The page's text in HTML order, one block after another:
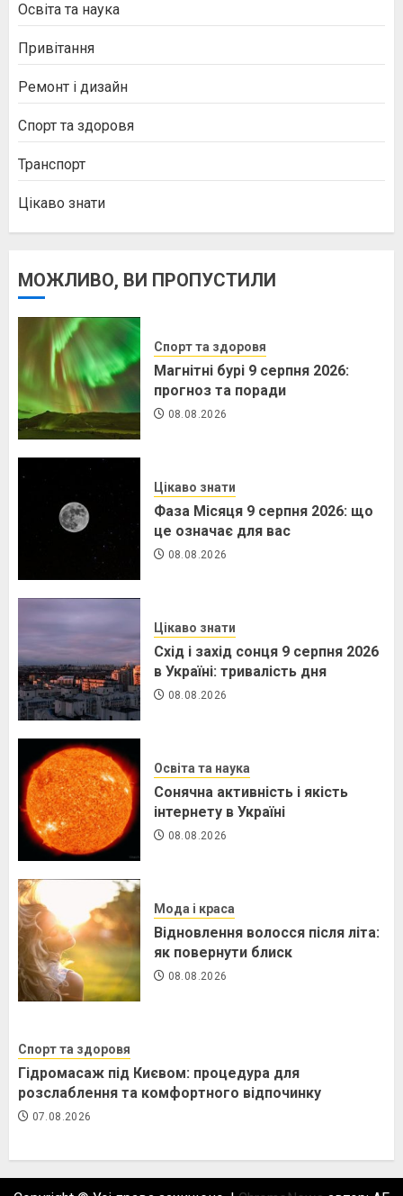
Освіта та наука
Привітання
Ремонт і дизайн
Спорт та здоровя
Транспорт
Цікаво знати
МОЖЛИВО, ВИ ПРОПУСТИЛИ
Спорт та здоровя
Магнітні бурі 9 серпня 2026:
прогноз та поради
08.08.2026
Цікаво знати
Фаза Місяця 9 серпня 2026: що
це означає для вас
08.08.2026
Цікаво знати
Схід і захід сонця 9 серпня 2026
в Україні: тривалість дня
08.08.2026
Освіта та наука
Сонячна активність і якість
інтернету в Україні
08.08.2026
Мода і краса
Відновлення волосся після літа:
як повернути блиск
08.08.2026
Спорт та здоровя
Гідромасаж під Києвом: процедура для
розслаблення та комфортного відпочинку
07.08.2026